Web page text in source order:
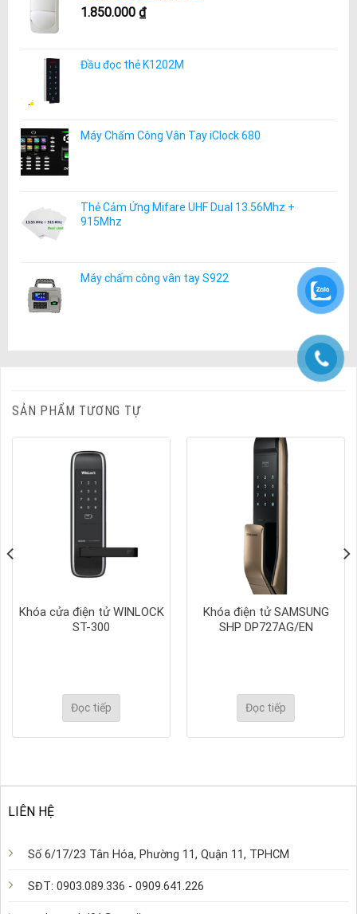
1.850.000 ₫
Đầu đọc thẻ K1202M
Máy Chấm Công Vân Tay iClock 680
Thẻ Cảm Ứng Mifare UHF Dual 13.56Mhz +
915Mhz
Máy chấm công vân tay S922
SẢN PHẨM TƯƠNG TỰ
Khóa cửa điện tử WINLOCK
ST-300
Đọc tiếp
Khóa điện tử SAMSUNG
SHP DP727AG/EN
Đọc tiếp
LIÊN HỆ
Số 6/17/23 Tân Hóa, Phường 11, Quận 11, TPHCM
SĐT: 0903.089.336 - 0909.641.226